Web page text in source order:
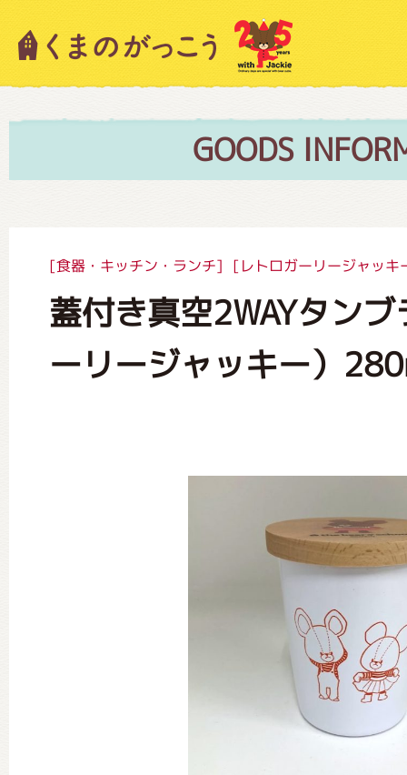
GOODS
[食器・キッチン・ランチ] [レトロガーリージャッキ
蓋付き真空2WAYタン
ーリージャッキー）
キャラクター紹介
絵本・作家紹介
グッズインフォメーション
ミュージカル・コンサート
おたのしみコンテンツ(クイズ・